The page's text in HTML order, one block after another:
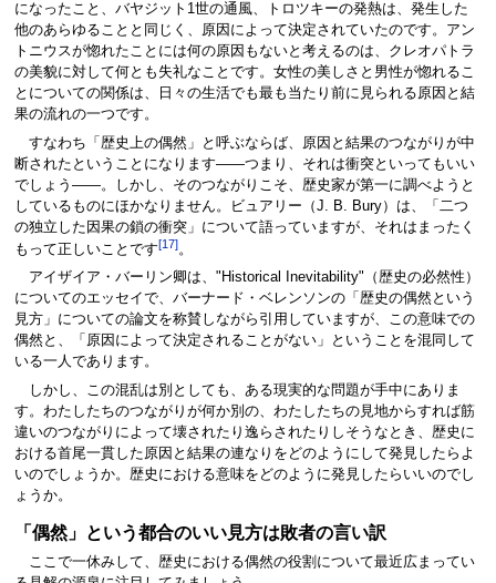
になったこと、バヤジット1世の通風、トロツキーの発熱は、発生した
他のあらゆることと同じく、原因によって決定されていたのです。アン
トニウスが惚れたことには何の原因もないと考えるのは、クレオパトラ
の美貌に対して何とも失礼なことです。女性の美しさと男性が惚れるこ
とについての関係は、日々の生活でも最も当たり前に見られる原因と結
果の流れの一つです。
すなわち「歴史上の偶然」と呼ぶならば、原因と結果のつながりが中
断されたということになります――つまり、それは衝突といってもいい
でしょう――。しかし、そのつながりこそ、歴史家が第一に調べようと
しているものにほかなりません。ビュアリー（J. B. Bury）は、「二つ
の独立した因果の鎖の衝突」について語っていますが、それはまったく
もって正しいことです[17]。
アイザイア・バーリン卿は、"Historical Inevitability"（歴史の必然性）
についてのエッセイで、バーナード・ベレンソンの「歴史の偶然という
見方」についての論文を称賛しながら引用していますが、この意味での
偶然と、「原因によって決定されることがない」ということを混同して
いる一人であります。
しかし、この混乱は別としても、ある現実的な問題が手中にありま
す。わたしたちのつながりが何か別の、わたしたちの見地からすれば筋
違いのつながりによって壊されたり逸らされたりしそうなとき、歴史に
おける首尾一貫した原因と結果の連なりをどのようにして発見したらよ
いのでしょうか。歴史における意味をどのように発見したらいいのでし
ょうか。
「偶然」という都合のいい見方は敗者の言い訳
ここで一休みして、歴史における偶然の役割について最近広まってい